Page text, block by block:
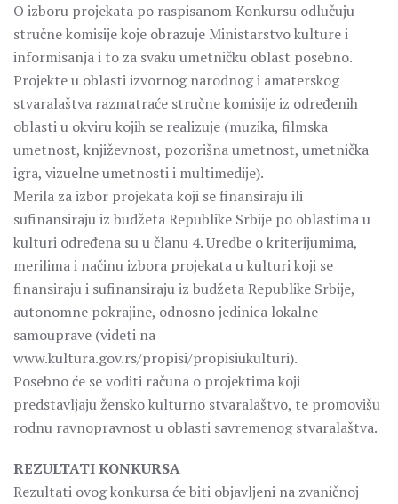
O izboru projekata po raspisanom Konkursu odlučuju
stručne komisije koje obrazuje Ministarstvo kulture i
informisanja i to za svaku umetničku oblast posebno.
Projekte u oblasti izvornog narodnog i amaterskog
stvaralaštva razmatraće stručne komisije iz određenih
oblasti u okviru kojih se realizuje (muzika, filmska
umetnost, književnost, pozorišna umetnost, umetnička
igra, vizuelne umetnosti i multimedije).
Merila za izbor projekata koji se finansiraju ili
sufinansiraju iz budžeta Republike Srbije po oblastima u
kulturi određena su u članu 4. Uredbe o kriterijumima,
merilima i načinu izbora projekata u kulturi koji se
finansiraju i sufinansiraju iz budžeta Republike Srbije,
autonomne pokrajine, odnosno jedinica lokalne
samouprave (videti na
www.kultura.gov.rs/propisi/propisiukulturi).
Posebno će se voditi računa o projektima koji
predstavljaju žensko kulturno stvaralaštvo, te promovišu
rodnu ravnopravnost u oblasti savremenog stvaralaštva.
REZULTATI KONKURSA
Rezultati ovog konkursa će biti objavljeni na zvaničnoj